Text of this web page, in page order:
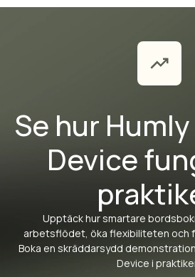
Se hur
Device
Upptäck hur smartare
arbetsflödet, öka flexibiliteten och
Boka en skräddarsydd
Device i